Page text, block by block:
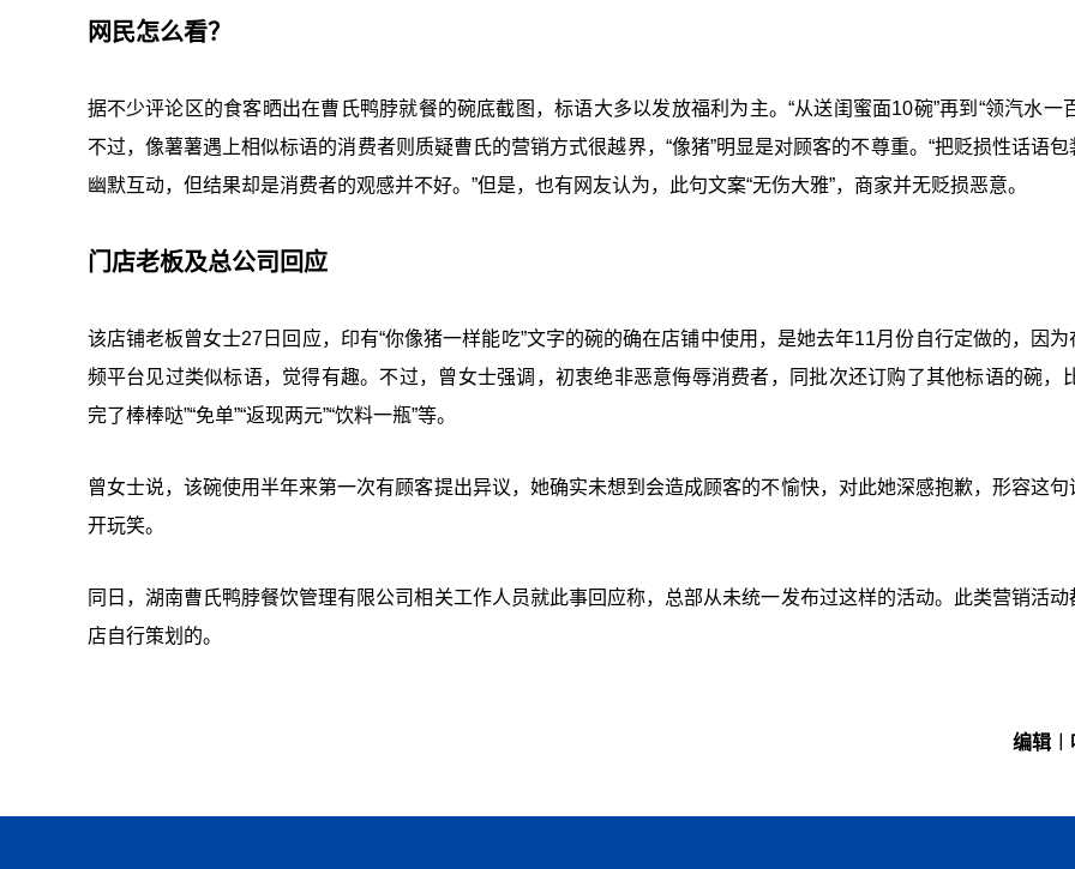
网民怎么看？
据不少评论区的食客晒出在曹氏鸭脖就餐的碗底截图，标语大多以发放福利为主。“从送闺蜜面10碗”再到“领汽水一
不过，像薯薯遇上相似标语的消费者则质疑曹氏的营销方式很越界，“像猪”明显是对顾客的不尊重。“把贬损性话语包
幽默互动，但结果却是消费者的观感并不好。”但是，也有网友认为，此句文案“无伤大雅”，商家并无贬损恶意。
门店老板及总公司回应
该店铺老板曾女士27日回应，印有“你像猪一样能吃”文字的碗的确在店铺中使用，是她去年11月份自行定做的，因为
频平台见过类似标语，觉得有趣。不过，曾女士强调，初衷绝非恶意侮辱消费者，同批次还订购了其他标语的碗，
完了棒棒哒”“免单”“返现两元”“饮料一瓶”等。
曾女士说，该碗使用半年来第一次有顾客提出异议，她确实未想到会造成顾客的不愉快，对此她深感抱歉，形容这句
开玩笑。
同日，湖南曹氏鸭脖餐饮管理有限公司相关工作人员就此事回应称，总部从未统一发布过这样的活动。此类营销活动
店自行策划的。
编辑︱